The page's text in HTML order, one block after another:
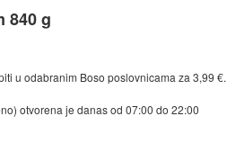
840 g
u odabranim Boso poslovnicama za 3,99 €.
otvorena je danas od 07:00 do 22:00